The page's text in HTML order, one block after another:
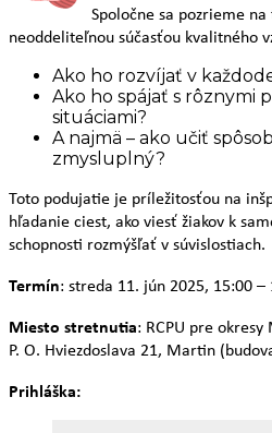
Spoločne sa pozrieme
neoddeliteľnou súčasťou kvalitného
Ako ho rozvíjať v
Ako ho spájať s rôznymi
situáciami?
A najmä – ako učiť
zmysluplný?
Toto podujatie je príležitosťou na
hľadanie ciest, ako viesť žiakov k
schopnosti rozmýšľať v súvislostiach.
Termín: streda 11. jún 2025, 15:00 –
Miesto stretnutia: RCPU pre
P. O. Hviezdoslava 21, Martin
Prihláška: